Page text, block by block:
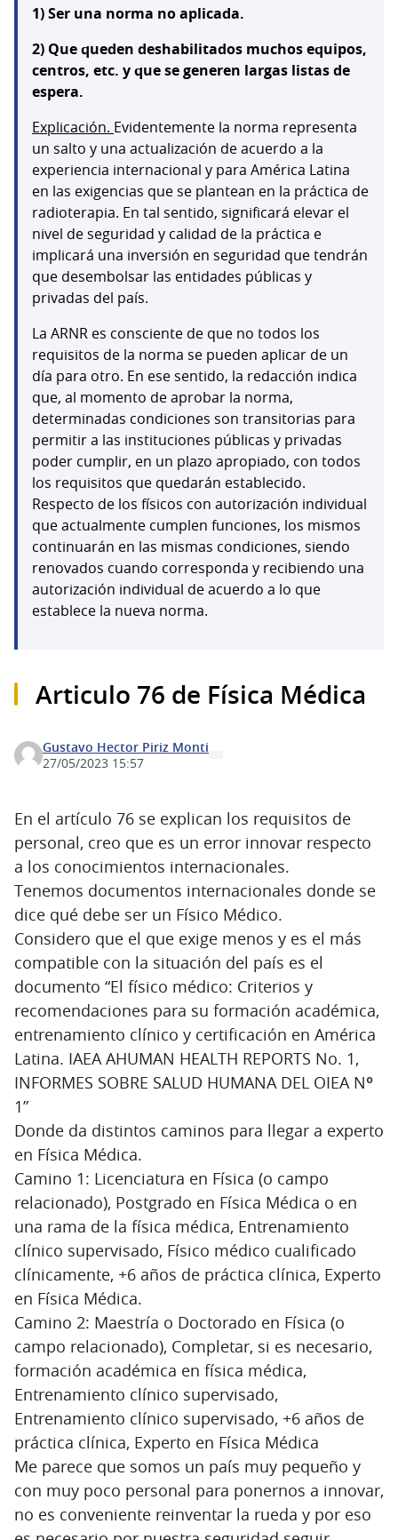
1) Ser una norma no aplicada.
2) Que queden deshabilitados muchos equipos,
centros, etc. y que se generen largas listas de
espera.
Explicación. Evidentemente la norma representa
un salto y una actualización de acuerdo a la
experiencia internacional y para América Latina
en las exigencias que se plantean en la práctica de
radioterapia. En tal sentido, significará elevar el
nivel de seguridad y calidad de la práctica e
implicará una inversión en seguridad que tendrán
que desembolsar las entidades públicas y
privadas del país.
La ARNR es consciente de que no todos los
requisitos de la norma se pueden aplicar de un
día para otro. En ese sentido, la redacción indica
que, al momento de aprobar la norma,
determinadas condiciones son transitorias para
permitir a las instituciones públicas y privadas
poder cumplir, en un plazo apropiado, con todos
los requisitos que quedarán establecido.
Respecto de los físicos con autorización individual
que actualmente cumplen funciones, los mismos
continuarán en las mismas condiciones, siendo
renovados cuando corresponda y recibiendo una
autorización individual de acuerdo a lo que
establece la nueva norma.
Articulo 76 de Física Médica
Gustavo Hector Piriz Monti
27/05/2023 15:57
En el artículo 76 se explican los requisitos de
personal, creo que es un error innovar respecto
a los conocimientos internacionales.
Tenemos documentos internacionales donde se
dice qué debe ser un Físico Médico.
Considero que el que exige menos y es el más
compatible con la situación del país es el
documento “El físico médico: Criterios y
recomendaciones para su formación académica,
entrenamiento clínico y certificación en América
Latina. IAEA AHUMAN HEALTH REPORTS No. 1,
INFORMES SOBRE SALUD HUMANA DEL OIEA Nº
1”
Donde da distintos caminos para llegar a experto
en Física Médica.
Camino 1: Licenciatura en Física (o campo
relacionado), Postgrado en Física Médica o en
una rama de la física médica, Entrenamiento
clínico supervisado, Físico médico cualificado
clínicamente, +6 años de práctica clínica, Experto
en Física Médica.
Camino 2: Maestría o Doctorado en Física (o
campo relacionado), Completar, si es necesario,
formación académica en física médica,
Entrenamiento clínico supervisado,
Entrenamiento clínico supervisado, +6 años de
práctica clínica, Experto en Física Médica
Me parece que somos un país muy pequeño y
con muy poco personal para ponernos a innovar,
no es conveniente reinventar la rueda y por eso